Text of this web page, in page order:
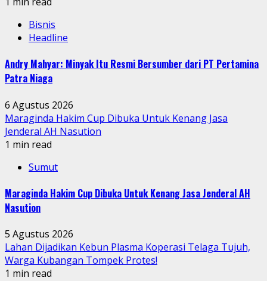
Bisnis
Headline
Andry Mahyar: Minyak Itu Resmi Bersumber dari PT Pertamina
Patra Niaga
6 Agustus 2026
Maraginda Hakim Cup Dibuka Untuk Kenang Jasa
Jenderal AH Nasution
1 min read
Sumut
Maraginda Hakim Cup Dibuka Untuk Kenang Jasa Jenderal AH
Nasution
5 Agustus 2026
Lahan Dijadikan Kebun Plasma Koperasi Telaga Tujuh,
Warga Kubangan Tompek Protes!
1 min read